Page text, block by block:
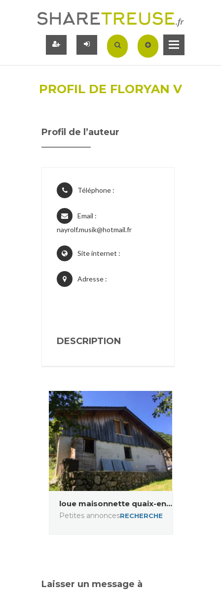
PROFIL DE FLORYAN V
Profil de l’auteur
Téléphone :
Email :
nayrolf.musik@hotmail.fr
Site internet :
Adresse :
DESCRIPTION
loue maisonnette quaix-en...
Petites annoncesRECHERCHE
Laisser un message à